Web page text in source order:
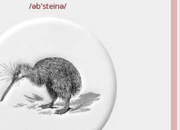
/əb'steinə/